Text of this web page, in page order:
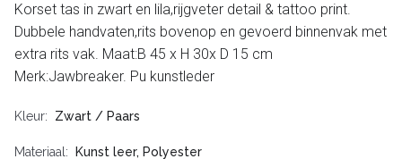
Korset tas in zwart en lila,rijgveter detail & tattoo print.
Dubbele handvaten,rits bovenop en gevoerd binnenvak met
extra rits vak. Maat:B 45 x H 30x D 15 cm
Merk:Jawbreaker. Pu kunstleder
Kleur Zwart / Paars
Materiaal Kunst leer, Polyester